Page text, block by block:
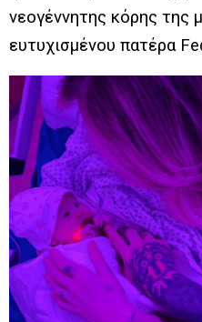
νεογέννητης κόρης της
ευτυχισμένου πατέρα